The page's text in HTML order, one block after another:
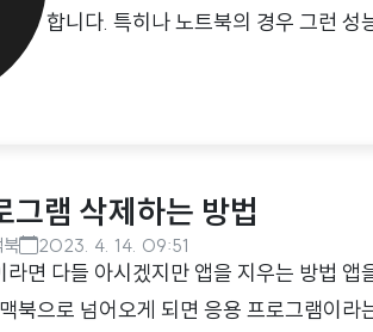
합니다. 특히나 노트북의 경우 그런 성
모두 사용한 횟수가 10번이라면 배터리
그램 삭제하는 방법
2023. 4. 14. 09:51
면 다들 아시겠지만 앱을 지우는 방법 앱
북으로 넘어오게 되면 응용 프로그램이라